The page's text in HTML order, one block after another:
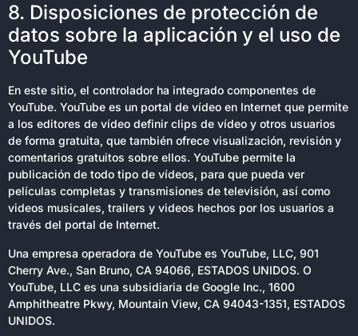
8. Disposiciones de protección de
datos sobre la aplicación y el uso de
YouTube
En este sitio, el controlador ha integrado componentes de
YouTube. YouTube es un portal de vídeo en Internet que permite
a los editores de vídeo definir clips de vídeo y otros usuarios
de forma gratuita, que también ofrece visualización, revisión y
comentarios gratuitos sobre ellos. YouTube permite la
publicación de todo tipo de vídeos, para que pueda ver
películas completas y transmisiones de televisión, así como
videos musicales, trailers y videos hechos por los usuarios a
través del portal de Internet.
Una empresa operadora de YouTube es YouTube, LLC, 901
Cherry Ave., San Bruno, CA 94066, ESTADOS UNIDOS. O
YouTube, LLC es una subsidiaria de Google Inc., 1600
Amphitheatre Pkwy, Mountain View, CA 94043-1351, ESTADOS
UNIDOS.